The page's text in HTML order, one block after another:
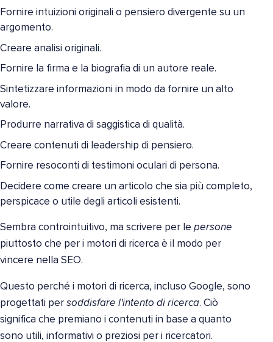
Fornire intuizioni originali o pensiero divergente su un
argomento.
Creare analisi originali.
Fornire la firma e la biografia di un autore reale.
Sintetizzare informazioni in modo da fornire un alto
valore.
Produrre narrativa di saggistica di qualità.
Creare contenuti di leadership di pensiero.
Fornire resoconti di testimoni oculari di persona.
Decidere come creare un articolo che sia più completo,
perspicace o utile degli articoli esistenti.
Sembra controintuitivo, ma scrivere per le persone
piuttosto che per i motori di ricerca è il modo per
vincere nella SEO.
Questo perché i motori di ricerca, incluso Google, sono
progettati per soddisfare l'intento di ricerca. Ciò
significa che premiano i contenuti in base a quanto
sono utili, informativi o preziosi per i ricercatori.